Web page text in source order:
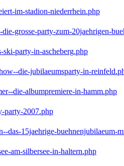
im-stadion-niederrhein.php
grosse-party-zum-20jaehrigen-
ski-party-in-ascheberg.php
die-jubilaeumsparty-in-
die-albumpremiere-in-hamm.php
party-2007.php
das-15jaehrige-buehnenjubilaeum-
am-silbersee-in-haltern.php